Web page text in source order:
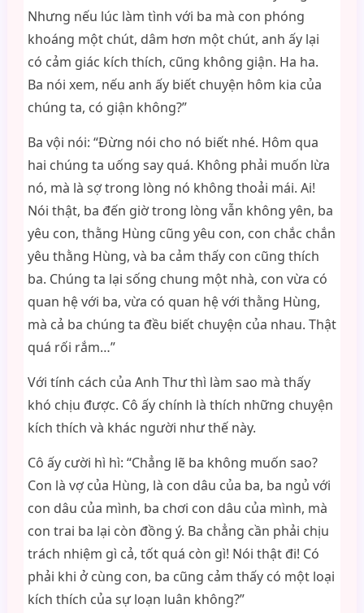
Nhưng nếu lúc làm tình với ba mà con phóng
khoáng một chút, dâm hơn một chút, anh ấy lại
có cảm giác kích thích, cũng không giận. Ha ha.
Ba nói xem, nếu anh ấy biết chuyện hôm kia của
chúng ta, có giận không?”
Ba vội nói: “Đừng nói cho nó biết nhé. Hôm qua
hai chúng ta uống say quá. Không phải muốn lừa
nó, mà là sợ trong lòng nó không thoải mái. Ai!
Nói thật, ba đến giờ trong lòng vẫn không yên, ba
yêu con, thằng Hùng cũng yêu con, con chắc chắn
yêu thằng Hùng, và ba cảm thấy con cũng thích
ba. Chúng ta lại sống chung một nhà, con vừa có
quan hệ với ba, vừa có quan hệ với thằng Hùng,
mà cả ba chúng ta đều biết chuyện của nhau. Thật
quá rối rắm…”
Với tính cách của Anh Thư thì làm sao mà thấy
khó chịu được. Cô ấy chính là thích những chuyện
kích thích và khác người như thế này.
Cô ấy cười hì hì: “Chẳng lẽ ba không muốn sao?
Con là vợ của Hùng, là con dâu của ba, ba ngủ với
con dâu của mình, ba chơi con dâu của mình, mà
con trai ba lại còn đồng ý. Ba chẳng cần phải chịu
trách nhiệm gì cả, tốt quá còn gì! Nói thật đi! Có
phải khi ở cùng con, ba cũng cảm thấy có một loại
kích thích của sự loạn luân không?”